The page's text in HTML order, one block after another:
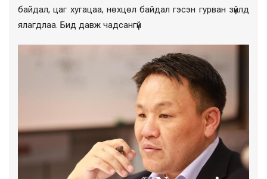
байдал, цаг хугацаа, нөхцөл байдал гэсэн гурван зүйлд
ялагдлаа. Бид давж чадсангүй